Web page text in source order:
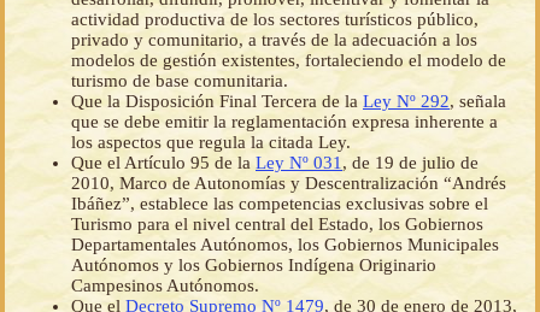
actividad productiva de los sectores turísticos público,
privado y comunitario, a través de la adecuación a los
modelos de gestión existentes, fortaleciendo el modelo de
turismo de base comunitaria.
Que la Disposición Final Tercera de la Ley Nº 292, señala
que se debe emitir la reglamentación expresa inherente a
los aspectos que regula la citada Ley.
Que el Artículo 95 de la Ley Nº 031 , de 19 de julio de
2010, Marco de Autonomías y Descentralización “Andrés
Ibáñez”, establece las competencias exclusivas sobre el
Turismo para el nivel central del Estado, los Gobiernos
Departamentales Autónomos, los Gobiernos Municipales
Autónomos y los Gobiernos Indígena Originario
Campesinos Autónomos.
Que el Decreto Supremo Nº 1479, de 30 de enero de 2013,